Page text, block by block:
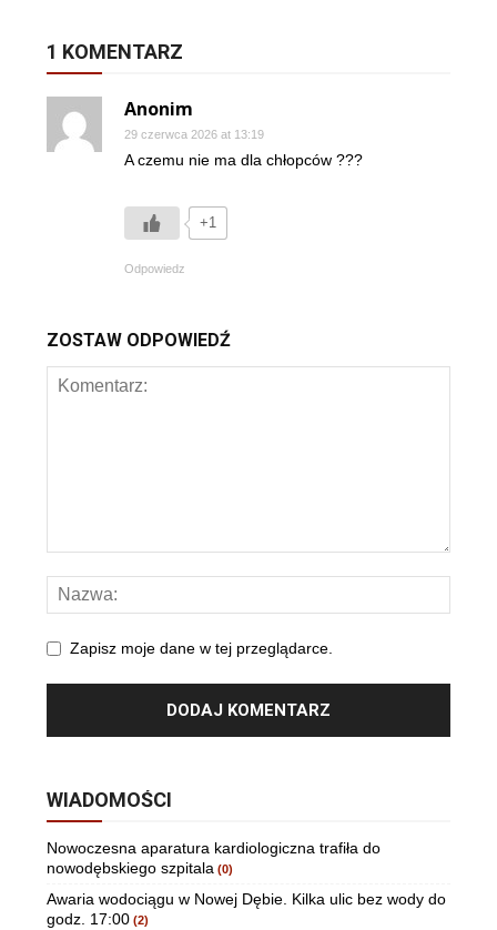
1 KOMENTARZ
Anonim
29 czerwca 2026 at 13:19
A czemu nie ma dla chłopców ???
+1
Odpowiedz
ZOSTAW ODPOWIEDŹ
Zapisz moje dane w tej przeglądarce.
WIADOMOŚCI
Nowoczesna aparatura kardiologiczna trafiła do
nowodębskiego szpitala (0)
Awaria wodociągu w Nowej Dębie. Kilka ulic bez wody do
godz. 17:00 (2)